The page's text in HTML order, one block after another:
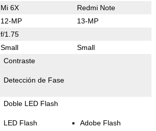
Mi 6X Redmi Note
12-MP 13-MP
f/1.75
Small Small
Contraste
Detección de Fase
Doble LED Flash
LED Flash Adobe Flash